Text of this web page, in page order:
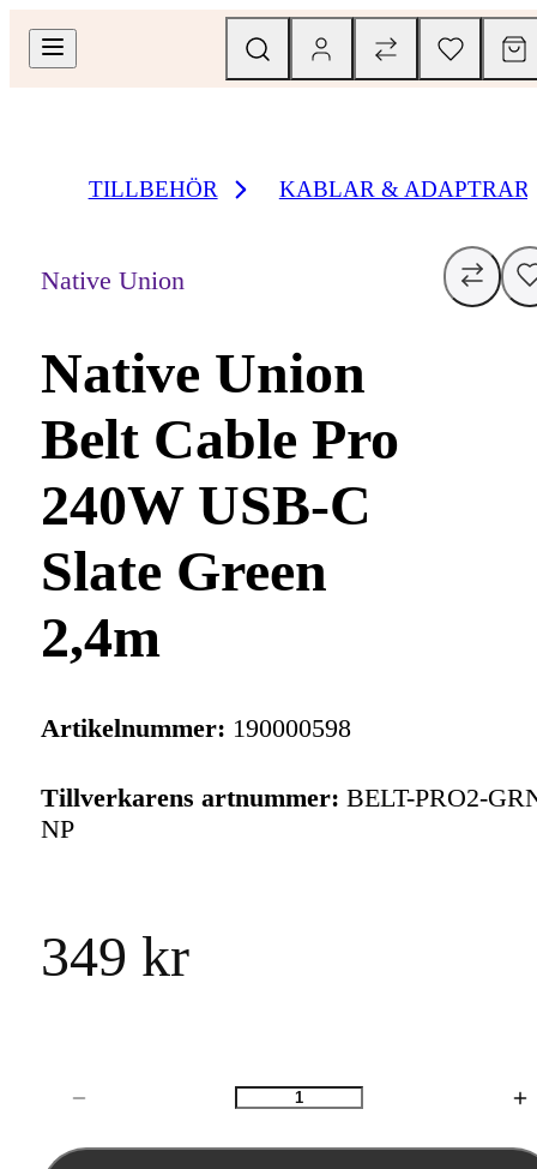
TILLBEHÖR KABLAR & ADAPTRAR
Native Union
Native Union
Belt Cable Pro
240W USB-C
Slate Green
2,4m
Artikelnummer: 190000598
Tillverkarens artnummer: BELT-PRO2-
NP
349 kr
Antal